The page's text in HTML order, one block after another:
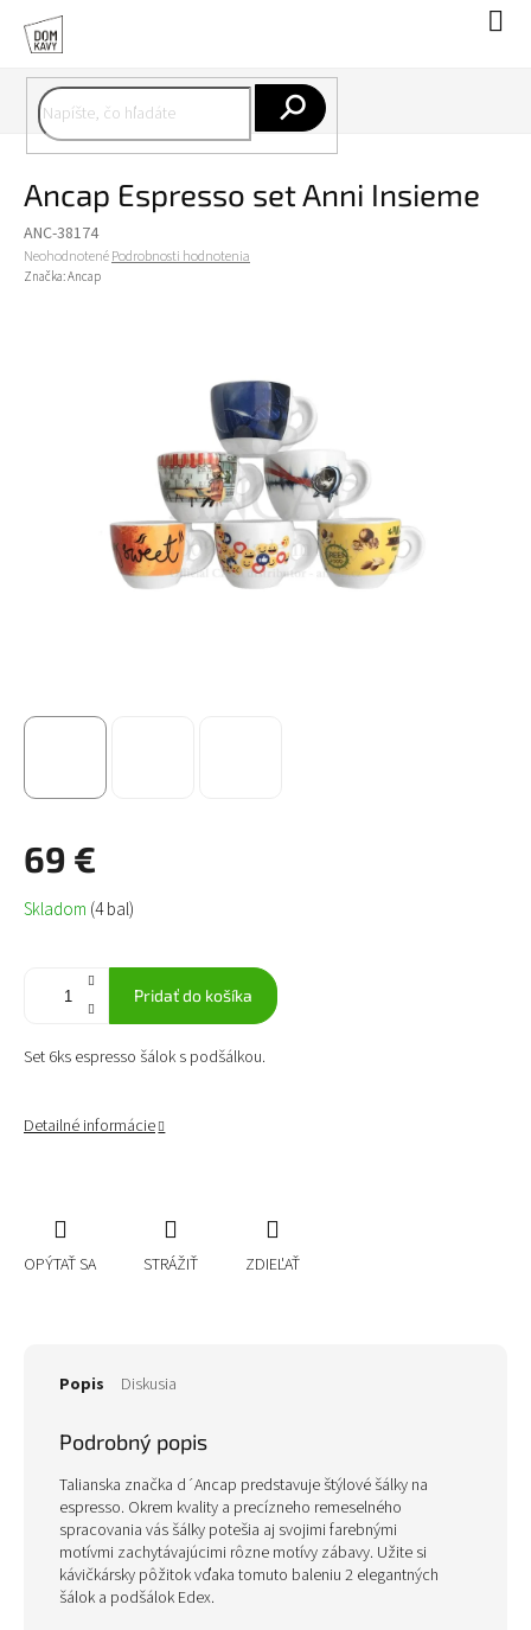
obsah
Ancap Espresso set Anni Insieme
ANC-38174
Priemerné
hodnotenie
NeohodnotenéPodrobnosti hodnotenia
Značka:Ancap
69 €
Jednotková
cena:
Skladom (4 bal)
Pridať do košíka
Set 6ks espresso šálok s podšálkou.
Detailné informácie
OPÝTAŤ SA STRÁŽIŤ ZDIEĽAŤ
Popis Diskusia
Podrobný popis
Talianska značka d´Ancap predstavuje štýlové šálky na
espresso. Okrem kvality a precízneho remeselného
spracovania vás šálky potešia aj svojimi farebnými
motívmi zachytávajúcimi rôzne motívy zábavy. Užite si
kávičkársky pôžitok vďaka tomuto baleniu 2 elegantných
šálok a podšálok Edex.